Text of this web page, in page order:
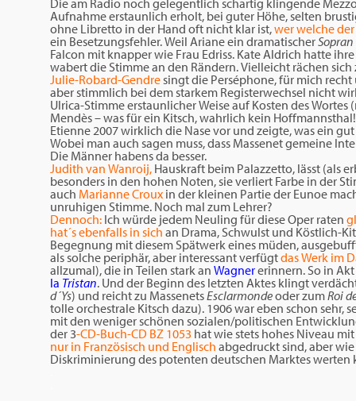
Die am Radio noch gelegentlich schartig klingende
Aufnahme erstaunlich erholt, bei guter Höhe, selten
ohne Libretto in der Hand oft nicht klar ist,wer welche
ein Besetzungsfehler. Weil Ariane ein dramatischerSopran
Falcon mit knapper wie Frau Edriss. Kate Aldrich hatte
wabert die Stimme an den Rändern. Vielleicht rächen
Julie-Robard-Gendresingt die Perséphone, für mich
aber stimmlich bei dem starkem Registerwechsel nicht
Ulrica-Stimme erstaunlicher Weise auf Kosten des
Mendès – was für ein Kitsch, wahrlich kein
Etienne 2007 wirklich die Nase vor und zeigte, was ein
Wobei man auch sagen muss, dass Massenet gemeine
Die Männer habens da besser.
Judith van Wanroij, Hauskraft beim Palazzetto, lässt (als
besonders in den hohen Noten, sie verliert Farbe in der
auch Marianne Croux in der kleinen Partie der Eunoe
unruhigen Stimme. Noch mal zum Lehrer?
Dennoch: Ich würde jedem Neuling für diese Oper raten
hat´s ebenfalls in sich an Drama, Schwulst und Köstlich-
Begegnung mit diesem Spätwerk eines müden,
als solche periphär, aber interessant verfügtdas Werk im
allzumal), die in Teilen stark an Wagnererinnern. So in
la Tristan. Und der Beginn des letzten Aktes klingt
d´Ys) und reicht zu MassenetsEsclarmondeoder zumRoi
tolle orchestrale Kitsch dazu). 1906 war eben schon sehr,
mit den weniger schönen sozialen/politischen
der 3-CD-Buch-CD BZ 1053 hat wie stets hohes Niveau
nur in Französisch und Englisch abgedruckt sind, aber
Diskriminierung des potenten deutschen Marktes